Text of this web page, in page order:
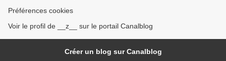
Préférences cookies
Voir le profil de __z__ sur le portail Canalblog
Créer un blog sur Canalblog